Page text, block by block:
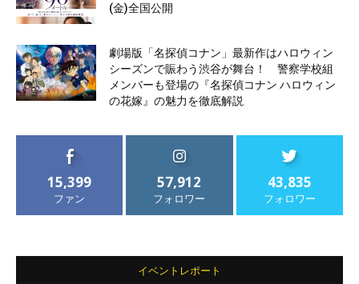
(金)全国公開
劇場版「名探偵コナン」最新作はハロウィン
シーズンで賑わう渋谷が舞台！ 警察学校組
メンバーも登場の『名探偵コナン ハロウィン
の花嫁』の魅力を徹底解説
15,399
ファン
57,912
フォロワー
43,835
フォロワー
イベントレポート